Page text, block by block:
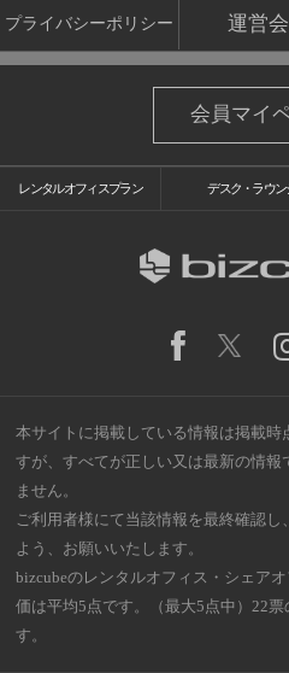
プライバシーポリシー 運営
会員マイ
レンタルオフィスプラン デスク・ラウン
本サイトに掲載している情報は掲載時
すが、すべてが正しい又は最新の情
ません。
ご利用者様にて当該情報を最終確認し
よう、お願いいたします。
bizcubeのレンタルオフィス・シェア
価は平均5点です。（最大5点中）22
す。